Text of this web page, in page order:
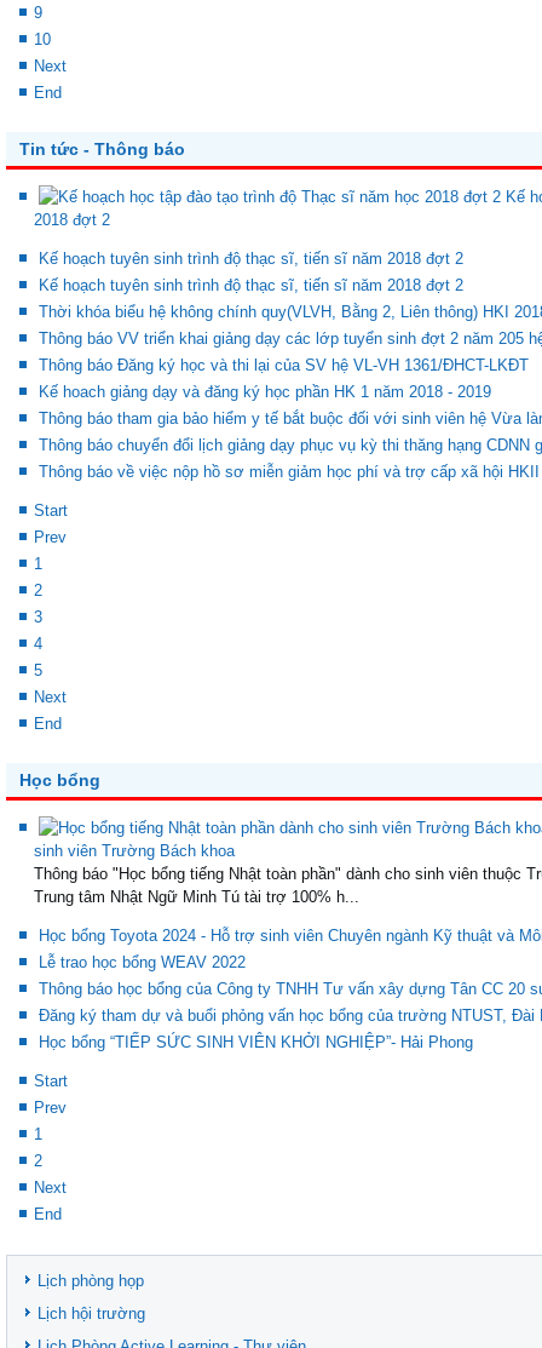
9
10
Next
End
Tin tức - Thông báo
Kế
2018 đợt 2
Kế hoạch tuyên sinh trình độ thạc sĩ, tiến sĩ năm 2018 đợt 2
Kế hoạch tuyên sinh trình độ thạc sĩ, tiến sĩ năm 2018 đợt 2
Thời khóa biểu hệ không chính quy(VLVH, Bằng 2, Liên thông) HKI
Thông báo VV triển khai giảng dạy các lớp tuyển sinh đợt 2 năm 205
Thông báo Đăng ký học và thi lại của SV hệ VL-VH 1361/ĐHCT-LKĐT
Kế hoach giảng dạy và đăng ký học phần HK 1 năm 2018 - 2019
Thông báo tham gia bảo hiểm y tế bắt buộc đối với sinh viên hệ Vừa
Thông báo chuyển đổi lịch giảng dạy phục vụ kỳ thi thăng hạng CDNN
Thông báo về việc nộp hồ sơ miễn giảm học phí và trợ cấp xã hội HKII
Start
Prev
1
2
3
4
5
Next
End
Học bổng
sinh viên Trường Bách khoa
Thông báo "Học bổng tiếng Nhật toàn phần" dành cho sinh viên thuộc
Trung tâm Nhật Ngữ Minh Tú tài trợ 100% h...
Học bổng Toyota 2024 - Hỗ trợ sinh viên Chuyên ngành Kỹ thuật và
Lễ trao học bổng WEAV 2022
Thông báo học bổng của Công ty TNHH Tư vấn xây dựng Tân CC 20
Đăng ký tham dự và buổi phỏng vấn học bổng của trường NTUST, Đài
Học bổng “TIẾP SỨC SINH VIÊN KHỞI NGHIỆP”- Hải Phong
Start
Prev
1
2
Next
End
Lịch phòng họp
Lịch hội trường